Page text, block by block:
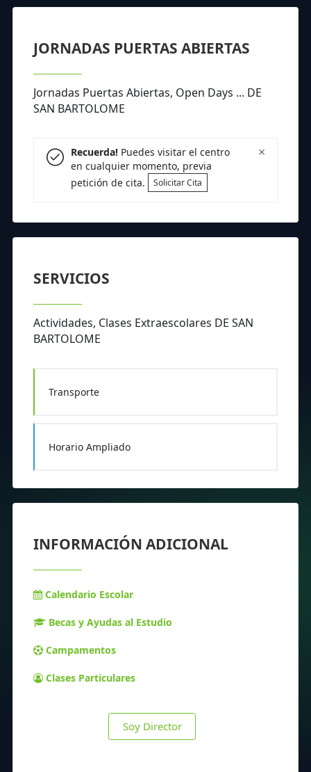
JORNADAS PUERTAS ABIERTAS
Jornadas Puertas Abiertas, Open Days ... DE
SAN BARTOLOME
×
Recuerda!Puedes visitar el centro
en cualquier momento, previa
petición de cita.
Solicitar Cita
SERVICIOS
Actividades, Clases Extraescolares DE SAN
BARTOLOME
Transporte
Horario Ampliado
INFORMACIÓN ADICIONAL
Calendario Escolar
Becas y Ayudas al Estudio
Campamentos
Clases Particulares
Soy Director